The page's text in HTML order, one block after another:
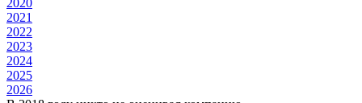
2021
2022
2023
2024
2025
2026